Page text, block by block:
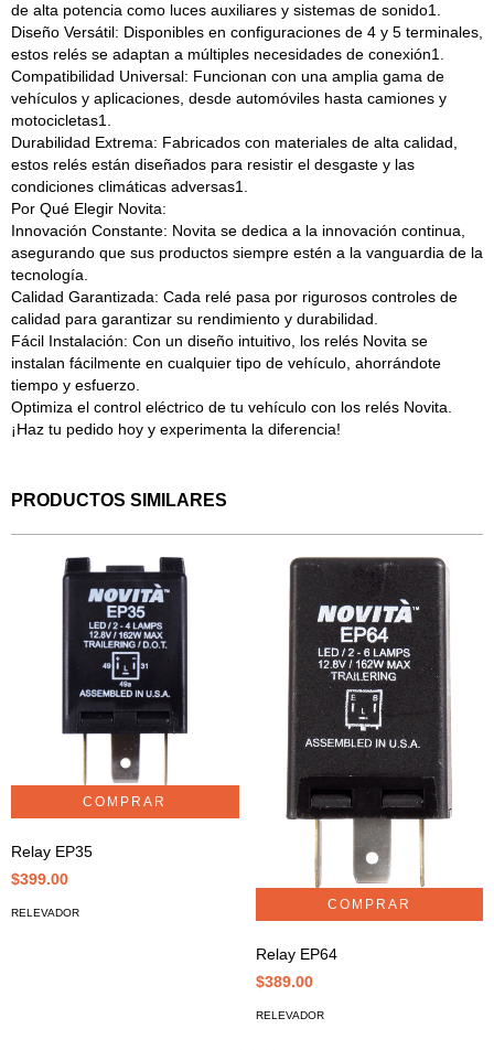
de alta potencia como luces auxiliares y sistemas de sonido1.
Diseño Versátil: Disponibles en configuraciones de 4 y 5 terminales,
estos relés se adaptan a múltiples necesidades de conexión1.
Compatibilidad Universal: Funcionan con una amplia gama de
vehículos y aplicaciones, desde automóviles hasta camiones y
motocicletas1.
Durabilidad Extrema: Fabricados con materiales de alta calidad,
estos relés están diseñados para resistir el desgaste y las
condiciones climáticas adversas1.
Por Qué Elegir Novita:
Innovación Constante: Novita se dedica a la innovación continua,
asegurando que sus productos siempre estén a la vanguardia de la
tecnología.
Calidad Garantizada: Cada relé pasa por rigurosos controles de
calidad para garantizar su rendimiento y durabilidad.
Fácil Instalación: Con un diseño intuitivo, los relés Novita se
instalan fácilmente en cualquier tipo de vehículo, ahorrándote
tiempo y esfuerzo.
Optimiza el control eléctrico de tu vehículo con los relés Novita.
¡Haz tu pedido hoy y experimenta la diferencia!
PRODUCTOS SIMILARES
Relay EP35
$399.00
RELEVADOR
Relay EP64
$389.00
RELEVADOR